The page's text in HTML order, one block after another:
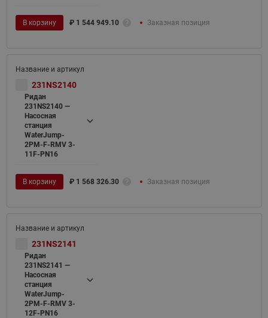
В корзину ₽ 1 544 949.10 Заказная позиция
231NS2140
Ридан
231NS2140 —
Насосная
станция
WaterJump-
2PM-F-RMV 3-
11F-PN16
В корзину ₽ 1 568 326.30 Заказная позиция
231NS2141
Ридан
231NS2141 —
Насосная
станция
WaterJump-
2PM-F-RMV 3-
12F-PN16